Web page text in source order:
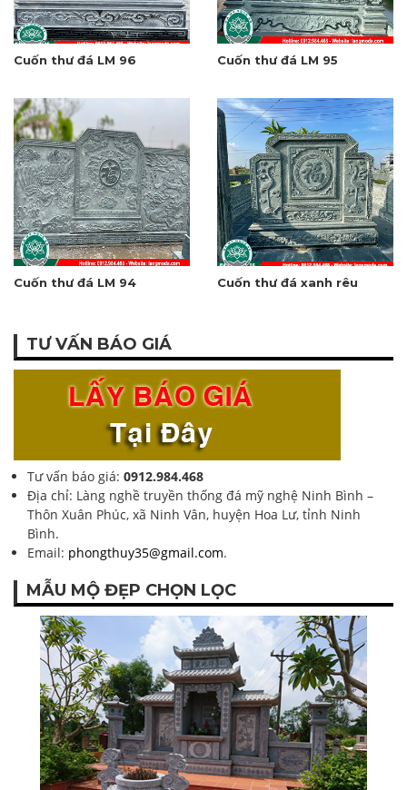
Cuốn thư đá LM 96 Cuốn thư đá LM 95
Cuốn thư đá LM 94 Cuốn thư đá xanh rêu
TƯ VẤN BÁO GIÁ
Tư vấn báo giá: 0912.984.468
Địa chỉ: Làng nghề truyền thống đá mỹ nghệ Ninh Bình –
Thôn Xuân Phúc, xã Ninh Vân, huyện Hoa Lư, tỉnh Ninh
Bình.
Email: phongthuy35@gmail.com.
MẪU MỘ ĐẸP CHỌN LỌC